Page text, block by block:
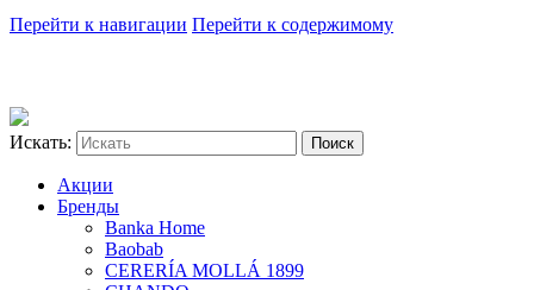
Перейти к навигации Перейти к содержимому
Искать:
Акции
Бренды
Banka Home
Baobab
CERERÍA MOLLÁ 1899